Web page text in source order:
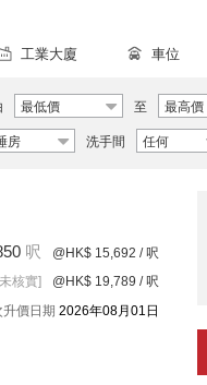
工業大廈 車位
最低價 至 最高價
房 洗手間 任何
呎 @HK$ 15,692 / 呎
核實] @HK$ 19,789 / 呎
價日期 2026年08月01日